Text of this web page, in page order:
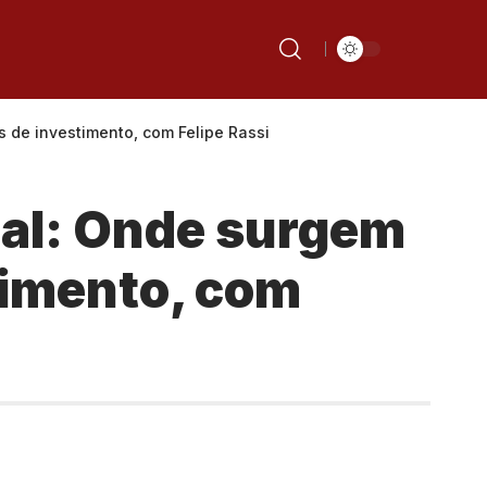
investimento, com Felipe Rassi
Onde surgem
com